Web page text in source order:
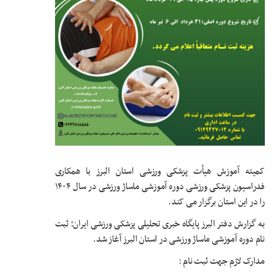
کمیته آموزش هیأت پزشکی ورزشی استان البرز با همکاری
فدراسیون پزشکی ورزشی دوره آموزشی ماساژ ورزشی در سال ۱۴۰۴
را در این استان برگزار می کند.
به گزارش دفتر البرز پایگاه خبری تحلیلی پزشکی ورزشی ایران؛ ثبت
نام دوره آموزشی ماساژ ورزشی در استان البرز آغاز شد.
مدارک لازم جهت ثبت نام :